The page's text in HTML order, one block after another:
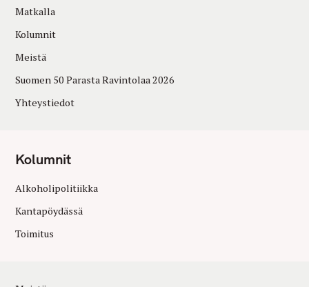
Matkalla
Kolumnit
Meistä
Suomen 50 Parasta Ravintolaa 2026
Yhteystiedot
Kolumnit
Alkoholipolitiikka
Kantapöydässä
Toimitus